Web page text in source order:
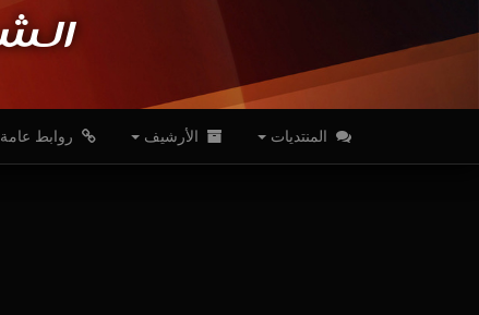
المنتديات الأرشيف روابط عامة